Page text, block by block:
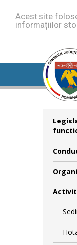
Acest site
informațiilor